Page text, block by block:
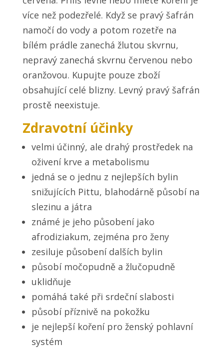
více než podezřelé. Když se pravý šafrán
namočí do vody a potom rozetře na
bílém prádle zanechá žlutou skvrnu,
nepravý zanechá skvrnu červenou nebo
oranžovou. Kupujte pouze zboží
obsahující celé blizny. Levný pravý šafrán
prostě neexistuje.
Zdravotní účinky
velmi účinný, ale drahý prostředek na
oživení krve a metabolismu
jedná se o jednu z nejlepších bylin
snižujících Pittu, blahodárně působí na
slezinu a játra
známé je jeho působení jako
afrodiziakum, zejména pro ženy
zesiluje působení dalších bylin
působí močopudně a žlučopudně
uklidňuje
pomáhá také při srdeční slabosti
působí příznivě na pokožku
je nejlepší koření pro ženský pohlavní
systém